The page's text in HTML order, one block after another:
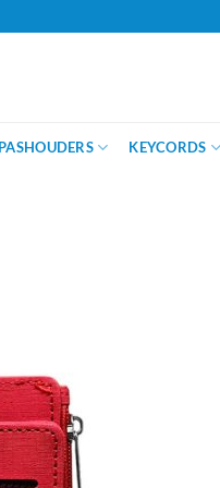
PASHOUDERS KEYCORDS